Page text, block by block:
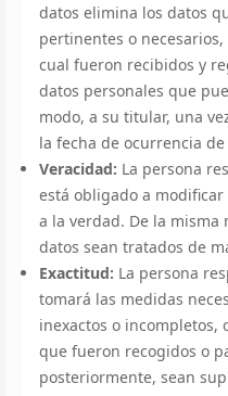
datos elimina los datos
pertinentes o
cual fueron recibidos y
datos personales que
modo, a su titular, una
la fecha de ocurrencia
Veracidad: La persona
está obligado a
a la verdad. De la misma
datos sean tratados de
Exactitud: La persona
tomará las medidas
inexactos o incompletos,
que fueron recogidos o
posteriormente, sean